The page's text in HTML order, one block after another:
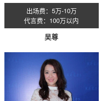
出场费：5万-10万
代言费：100万以内
吴尊